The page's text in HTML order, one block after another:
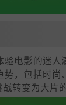
验电影的迷
，包括时尚
转变为大片